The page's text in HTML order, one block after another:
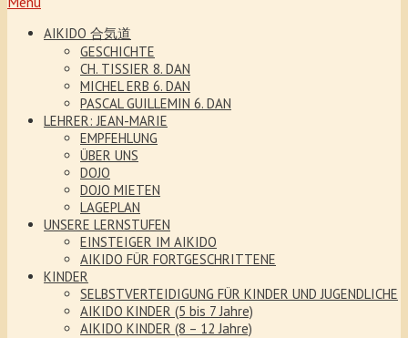
AIKIDO 合気道
GESCHICHTE
CH. TISSIER 8. DAN
MICHEL ERB 6. DAN
PASCAL GUILLEMIN 6. DAN
LEHRER: JEAN-MARIE
EMPFEHLUNG
ÜBER UNS
DOJO
DOJO MIETEN
LAGEPLAN
UNSERE LERNSTUFEN
EINSTEIGER IM AIKIDO
AIKIDO FÜR FORTGESCHRITTENE
KINDER
SELBSTVERTEIDIGUNG FÜR KINDER UND JUGENDLICHE
AIKIDO KINDER (5 bis 7 Jahre)
AIKIDO KINDER (8 – 12 Jahre)